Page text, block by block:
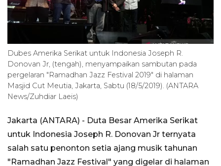
Dubes Amerika Serikat untuk Indonesia Joseph R.
Donovan Jr, (tengah), menyampaikan sambutan pada
pergelaran "Ramadhan Jazz Festival 2019" di halaman
Masjid Cut Meutia, Jakarta, Sabtu (18/5/2019). (ANTARA
News/Zuhdiar Laeis)
Jakarta (ANTARA) - Duta Besar Amerika Serikat
untuk Indonesia Joseph R. Donovan Jr ternyata
salah satu penonton setia ajang musik tahunan
"Ramadhan Jazz Festival" yang digelar di halaman